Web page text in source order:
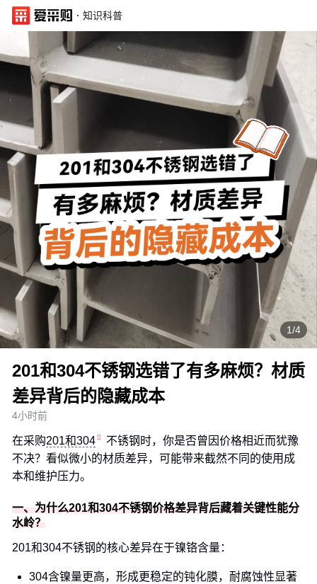
· 知识科普
1/4
201和304不锈钢选错了有多麻烦？材质
差异背后的隐藏成本
4小时前
在采购201和304
不锈钢时，你是否曾因价格相近而犹豫
不决？看似微小的材质差异，可能带来截然不同的使用成
本和维护压力。
一、为什么201和304不锈钢价格差异背后藏着关键性能分
水岭？
201和304不锈钢的核心差异在于镍铬含量：
304含镍量更高，形成更稳定的钝化膜，耐腐蚀性显著